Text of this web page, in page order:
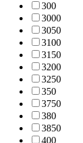
300
3000
3050
3100
3150
3200
3250
350
3750
380
3850
400